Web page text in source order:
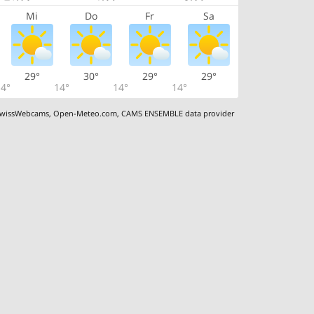
Mi Do Fr Sa
29°
14°
30°
14°
29°
14°
29°
,Open-Meteo.com,CAMS ENSEMBLE data provider